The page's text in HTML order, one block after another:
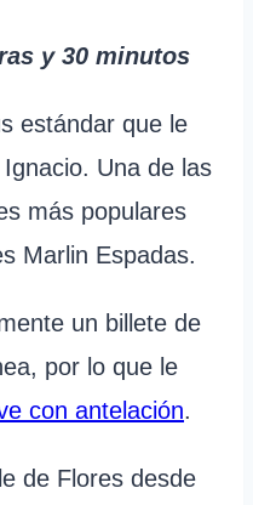
y 30 minutos
estándar que le
Una de las
más populares
Marlin Espadas.
un billete de
por lo que le
con antelación.
de Flores desde